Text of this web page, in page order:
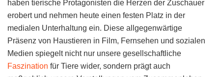
haben tierische Protagonisten die Herzen der Zuschauer
erobert und nehmen heute einen festen Platz in der
medialen Unterhaltung ein. Diese allgegenwärtige
Präsenz von Haustieren in Film, Fernsehen und sozialen
Medien spiegelt nicht nur unsere gesellschaftliche
Faszination für Tiere wider, sondern prägt auch